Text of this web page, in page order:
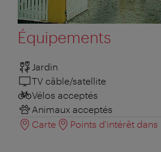
Équipements
Jardin
TV câble/satellite
Vélos acceptés
Animaux acceptés
Carte
Points d'intérêt dans